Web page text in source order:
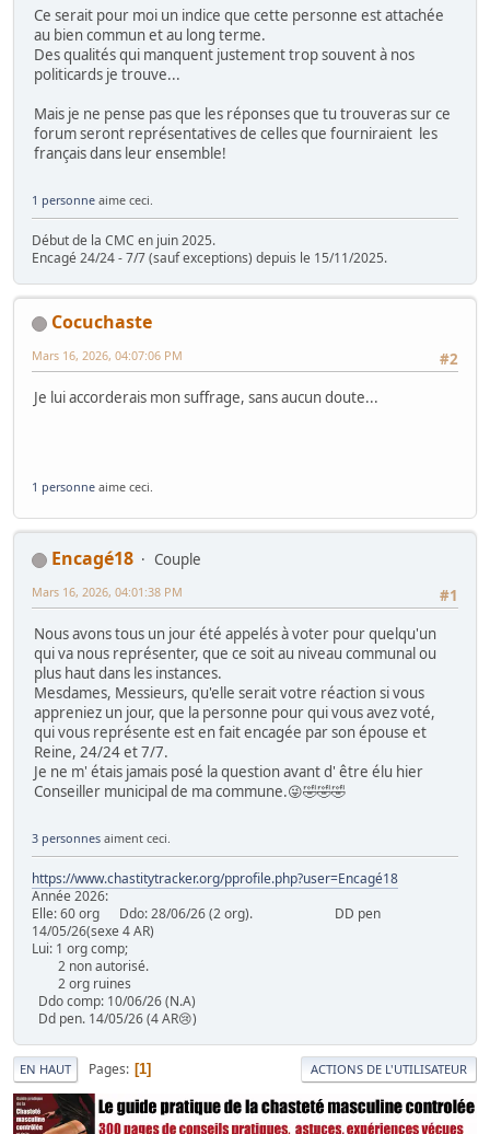
Ce serait pour moi un indice que cette personne est attachée
au bien commun et au long terme.
Des qualités qui manquent justement trop souvent à nos
politicards je trouve...
Mais je ne pense pas que les réponses que tu trouveras sur ce
forum seront représentatives de celles que fourniraient les
français dans leur ensemble!
1 personne aime ceci.
Début de la CMC en juin 2025.
Encagé 24/24 - 7/7 (sauf exceptions) depuis le 15/11/2025.
Cocuchaste
#2
Mars 16, 2026, 04:07:06 PM
Je lui accorderais mon suffrage, sans aucun doute...
1 personne aime ceci.
Encagé18
Couple
#1
Mars 16, 2026, 04:01:38 PM
Nous avons tous un jour été appelés à voter pour quelqu'un
qui va nous représenter, que ce soit au niveau communal ou
plus haut dans les instances.
Mesdames, Messieurs, qu'elle serait votre réaction si vous
appreniez un jour, que la personne pour qui vous avez voté,
qui vous représente est en fait encagée par son épouse et
Reine, 24/24 et 7/7.
Je ne m' étais jamais posé la question avant d' être élu hier
Conseiller municipal de ma commune.😜🤣🤣🤣
3 personnes aiment ceci.
https://www.chastitytracker.org/pprofile.php?user=Encagé18
Année 2026:
Elle: 60 org Ddo: 28/06/26 (2 org). DD pen
14/05/26(sexe 4 AR)
Lui: 1 org comp;
2 non autorisé.
2 org ruines
Ddo comp: 10/06/26 (N.A)
Dd pen. 14/05/26 (4 AR😢)
EN HAUT Pages 1 ACTIONS DE L'UTILISATEUR